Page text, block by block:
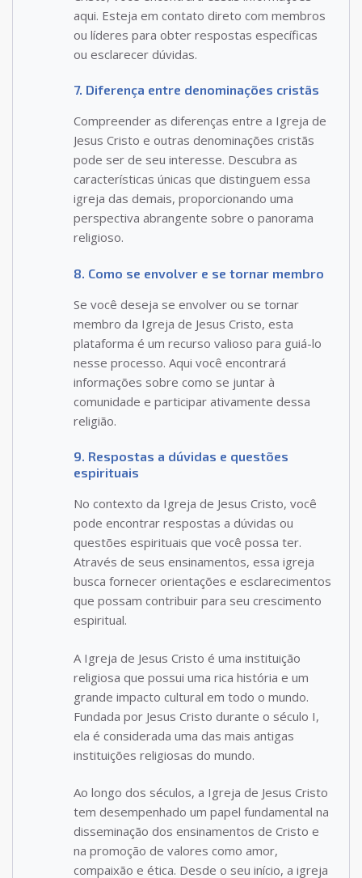
aqui. Esteja em contato direto com membros
ou líderes para obter respostas específicas
ou esclarecer dúvidas.
7. Diferença entre denominações cristãs
Compreender as diferenças entre a Igreja de
Jesus Cristo e outras denominações cristãs
pode ser de seu interesse. Descubra as
características únicas que distinguem essa
igreja das demais, proporcionando uma
perspectiva abrangente sobre o panorama
religioso.
8. Como se envolver e se tornar membro
Se você deseja se envolver ou se tornar
membro da Igreja de Jesus Cristo, esta
plataforma é um recurso valioso para guiá-lo
nesse processo. Aqui você encontrará
informações sobre como se juntar à
comunidade e participar ativamente dessa
religião.
9. Respostas a dúvidas e questões
espirituais
No contexto da Igreja de Jesus Cristo, você
pode encontrar respostas a dúvidas ou
questões espirituais que você possa ter.
Através de seus ensinamentos, essa igreja
busca fornecer orientações e esclarecimentos
que possam contribuir para seu crescimento
espiritual.
A Igreja de Jesus Cristo é uma instituição
religiosa que possui uma rica história e um
grande impacto cultural em todo o mundo.
Fundada por Jesus Cristo durante o século I,
ela é considerada uma das mais antigas
instituições religiosas do mundo.
Ao longo dos séculos, a Igreja de Jesus Cristo
tem desempenhado um papel fundamental na
disseminação dos ensinamentos de Cristo e
na promoção de valores como amor,
compaixão e ética. Desde o seu início, a igreja